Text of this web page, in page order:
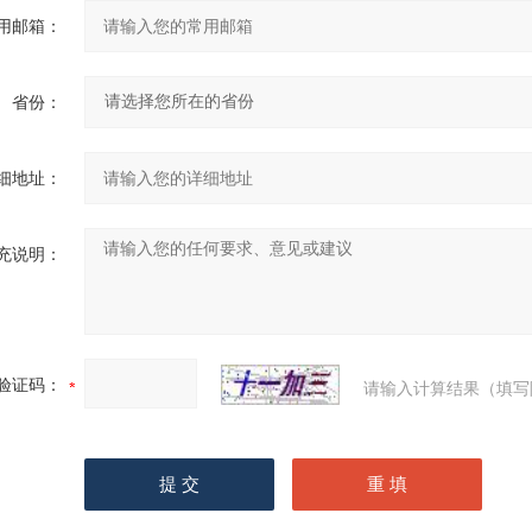
邮箱：
省份：
地址：
说明：
证码： 请输入计算结果（填